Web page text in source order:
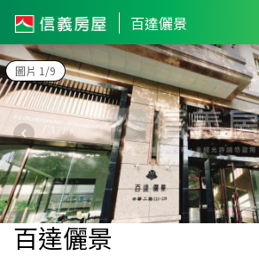
百達儷景
圖片 1/9
百達儷景